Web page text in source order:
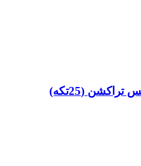
ست پلویس لگن ریکانس تراکشن (25تکه)